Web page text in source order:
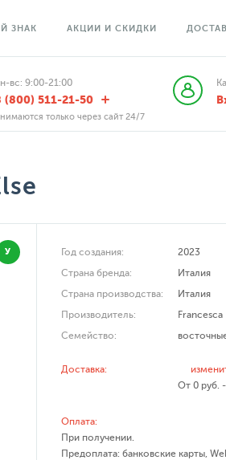
ЗНАК АКЦИИ И СКИДКИ
вс: 9:00-21:00
(800) 511-21-50
только через сайт 24/7
У Год создания:
2023
Страна бренда:
Италия
Страна производства:
Италия
Производитель:
Семейство:
Доставка:
От 0 руб.
Оплата:
При получении.
Предоплата: банковские карты,